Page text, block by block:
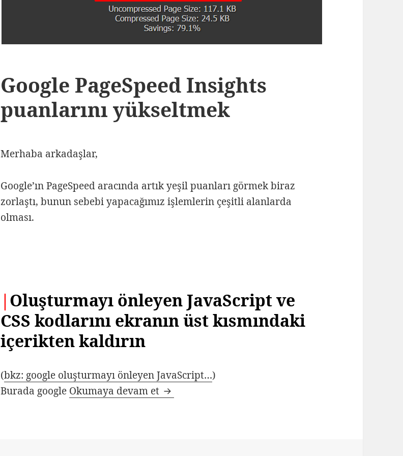
Google PageSpeed Insights
puanlarını yükseltmek
Merhaba arkadaşlar,
Google’ın PageSpeed aracında artık yeşil puanları görmek biraz
zorlaştı, bunun sebebi yapacağımız işlemlerin çeşitli alanlarda
olması.
| Oluşturmayı önleyen JavaScript ve
CSS kodlarını ekranın üst kısmındaki
içerikten kaldırın
(bkz: google oluşturmayı önleyen JavaScript…)
Burada google Okumaya devam et Google PageSpeed Insights puanlarını yükseltmek